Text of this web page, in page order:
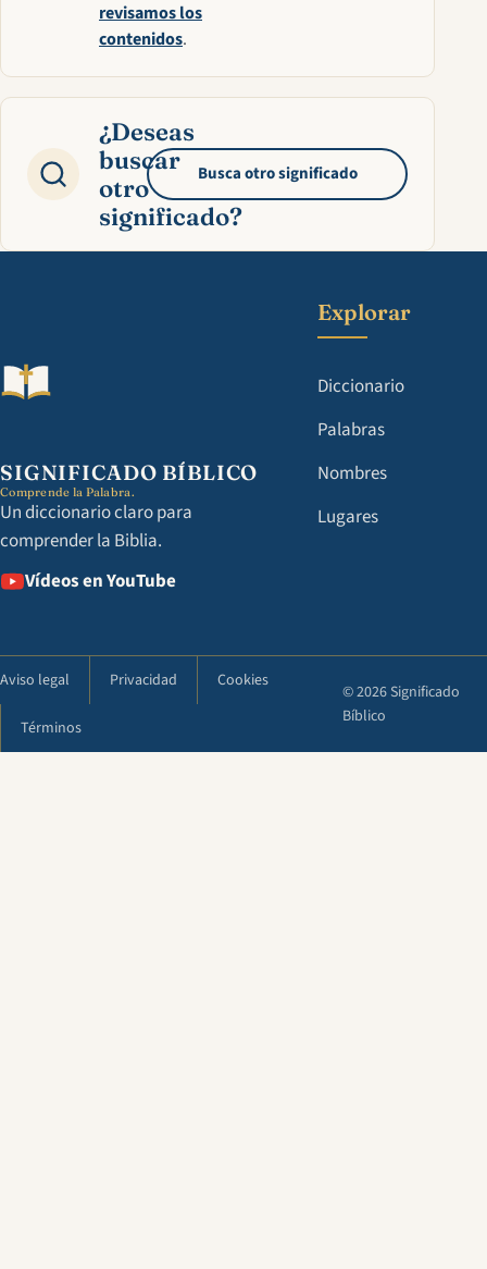
revisamos los
contenidos.
¿Deseas
buscar
otro
significado?
Busca otro significado
SIGNIFICADO BÍBLICO
Comprende la Palabra.
Un diccionario claro para
comprender la Biblia.
Vídeos en YouTube
Explorar
Diccionario
Palabras
Nombres
Lugares
Aviso legal Privacidad Cookies
Términos
© 2026 Significado
Bíblico